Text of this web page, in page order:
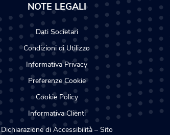
NOTE LEGALI
Dati Societari
Condizioni di Utilizzo
Informativa Privacy
Preferenze Cookie
Cookie Policy
Informativa Clienti
Dichiarazione di Accessibilità – Sito